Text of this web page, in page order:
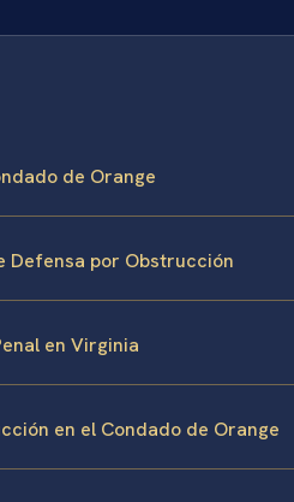
de Orange
Defensa por Obstrucción
en Virginia
en el Condado de Orange